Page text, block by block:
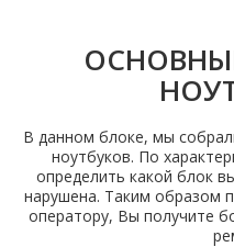
В данном блоке, мы
ноутбуков. По
определить какой блок
нарушена. Таким образом
оператору, Вы получите